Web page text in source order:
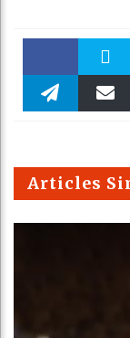
Faceboo Twitter
m
Articles